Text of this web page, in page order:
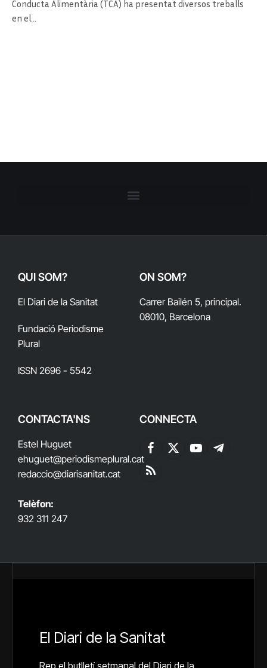
Conducta Alimentària (TCA) ha presentat diversos treballs
en el…
QUI SOM?
El Diari de la Sanitat
Fundació Periodisme
Plural
ISSN 2696 - 5542
ON SOM?
Carrer Bailén 5, principal.
08010, Barcelona
CONTACTA'NS
Estel Huguet
ehuguet@periodismeplural.cat
redaccio@diarisanitat.cat
Telèfon:
932 311 247
CONNECTA
Facebook
X
YouTubeTelegram
RSS